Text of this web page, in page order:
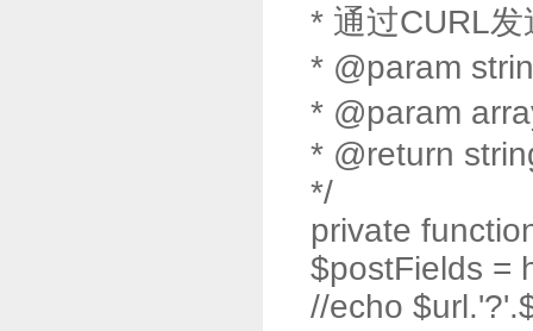
* 通过CURL
* @param
* @param
* @return
*/
private
$postFields =
//echo